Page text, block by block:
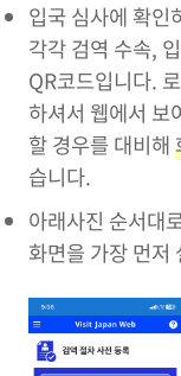
입국 심사에 확인
각각 검역 수속,
QR코드입니다.
하셔서 웹에서 보
할 경우를 대비해
습니다.
아래사진 순서대
화면을 가장 먼저